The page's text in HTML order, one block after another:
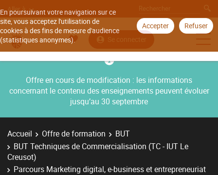
En poursuivant votre navigation sur ce
site, vous acceptez l'utilisation de
cookies à des fins de mesure d'audience
(statistiques anonymes).
Accepter Refuser
Aller à
Se connecter
Offre en cours de modification : les informations
concernant le contenu des enseignements peuvent évoluer
jusqu’au 30 septembre
Accueil Offre de formation
BUT
BUT Techniques de Commercialisation (TC - IUT Le
Creusot)
Parcours Marketing digital, e-business et entrepreneuriat